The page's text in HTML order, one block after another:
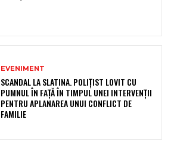
EVENIMENT
SCANDAL LA SLATINA. POLIȚIST LOVIT CU
PUMNUL ÎN FAȚĂ ÎN TIMPUL UNEI INTERVENȚII
PENTRU APLANAREA UNUI CONFLICT DE
FAMILIE